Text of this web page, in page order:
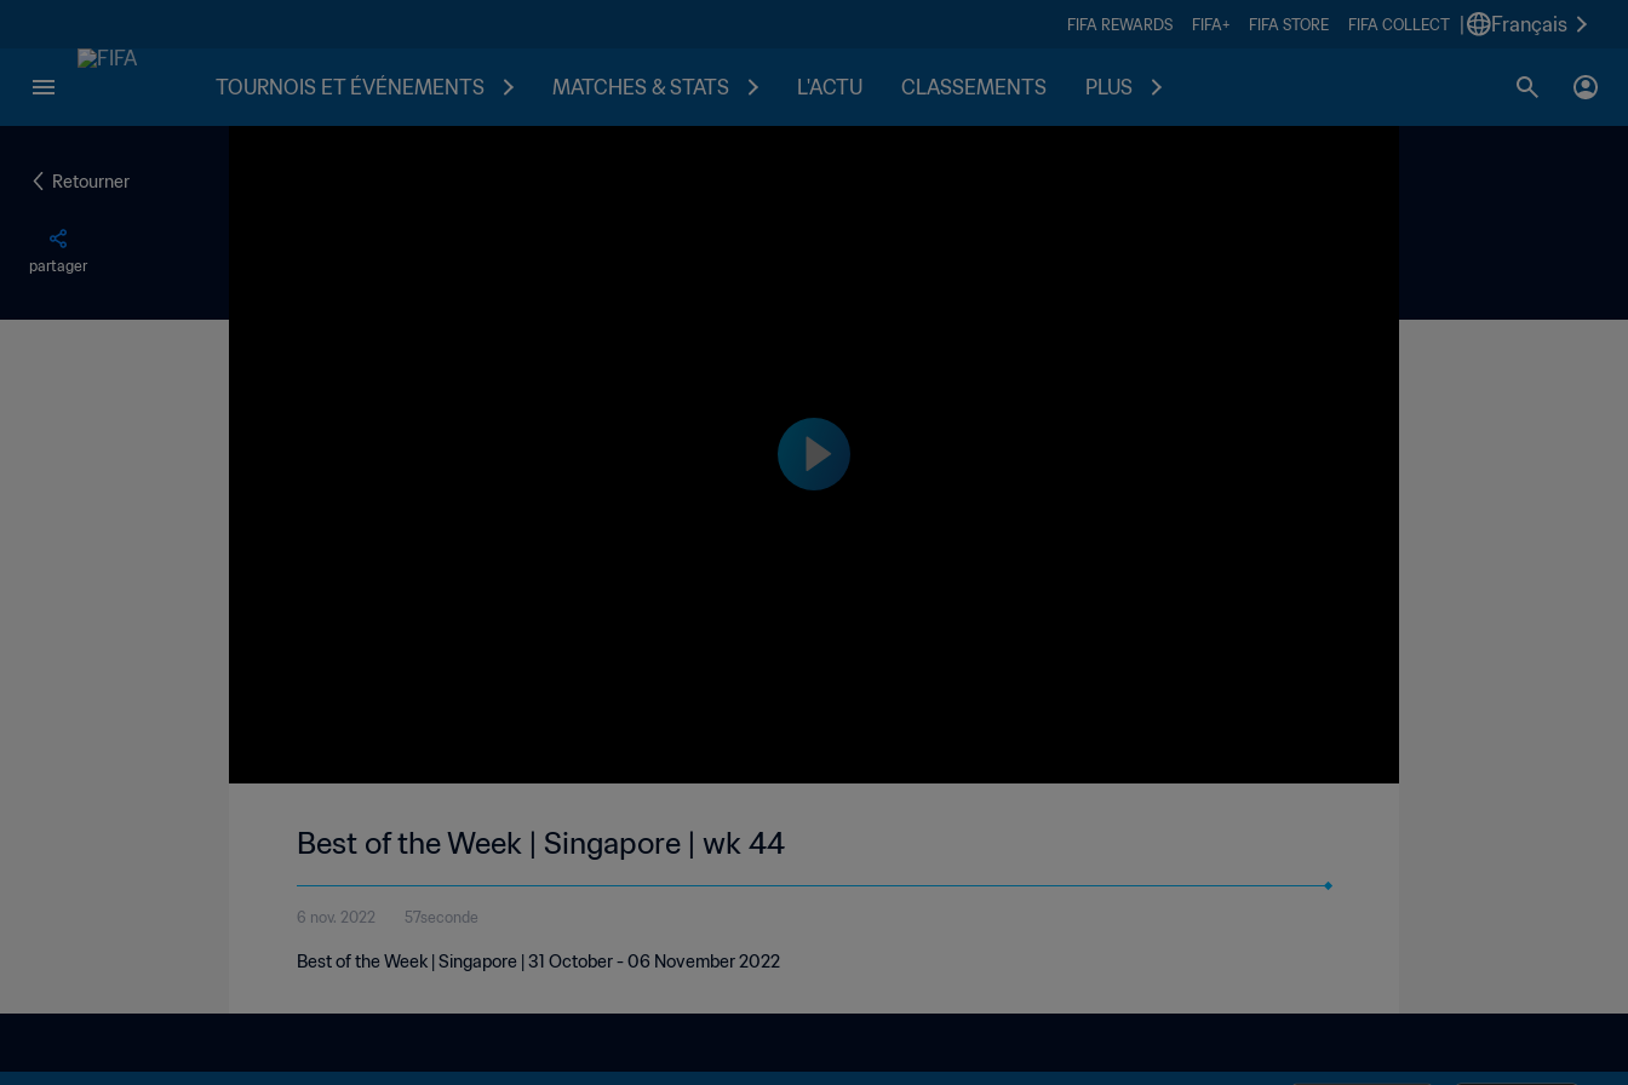
FIFA REWARDS FIFA+ FIFA STORE FIFA COLLECT Français
TOURNOIS ET ÉVÉNEMENTS MATCHES & STATS L'ACTU CLASSEMENTS PLUS
Retourner
partager
Best of the Week | Singapore | wk 44
6 nov. 2022 57seconde
Best of the Week | Singapore | 31 October - 06 November 2022